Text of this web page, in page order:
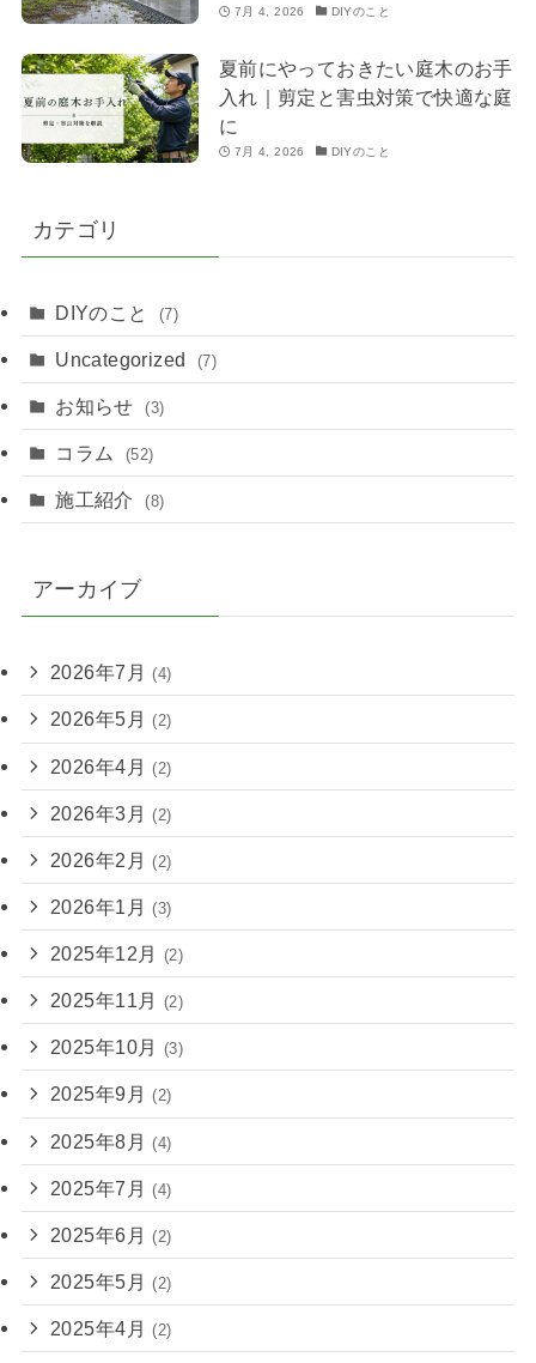
7月 4, 2026 DIYのこと
夏前にやっておきたい庭木のお手
入れ｜剪定と害虫対策で快適な庭
に
7月 4, 2026 DIYのこと
カテゴリ
DIYのこと (7)
Uncategorized (7)
お知らせ (3)
コラム (52)
施工紹介 (8)
アーカイブ
2026年7月 (4)
2026年5月 (2)
2026年4月 (2)
2026年3月 (2)
2026年2月 (2)
2026年1月 (3)
2025年12月 (2)
2025年11月 (2)
2025年10月 (3)
2025年9月 (2)
2025年8月 (4)
2025年7月 (4)
2025年6月 (2)
2025年5月 (2)
2025年4月 (2)